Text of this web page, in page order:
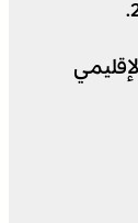
المندوب الإقليمي